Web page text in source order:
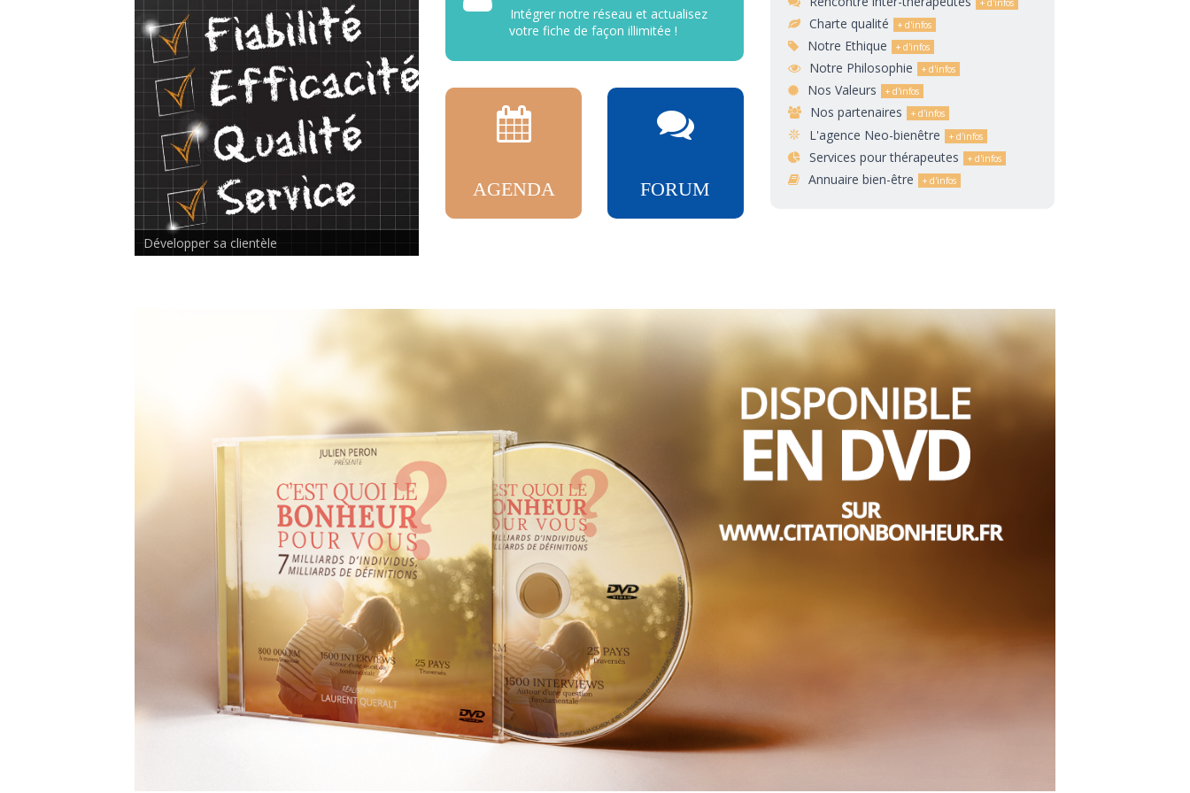
Rencontre inter-thérapeutes
Intégrer notre réseau et actualisez
votre fiche de façon illimitée !
AGENDA FORUM
Charte qualité
Notre Ethique
Notre Philosophie
Nos Valeurs
Nos partenaires
L'agence Neo-bienêtre
Services pour thérapeutes
Annuaire bien-être